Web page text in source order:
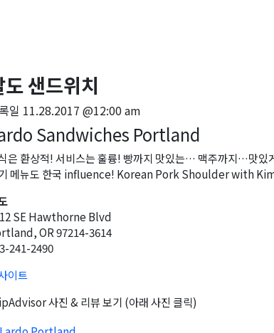
도 샌드위치
일 11.28.2017 @12:00 am
Sandwiches Portland
은 환상적! 서비스는 훌륭! 빵까지 맛있는… 맥주까지…맛있
메뉴도 한국 influence! Korean Pork Shoulder with
SE Hawthorne Blvd
OR 97214-3614
241-2490
이트
사진 & 리뷰 보기 (아래 사진 클릭)